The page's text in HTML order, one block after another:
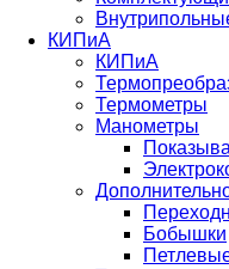
КИПиА
КИПиА
Термометры
Манометры
Бобышки